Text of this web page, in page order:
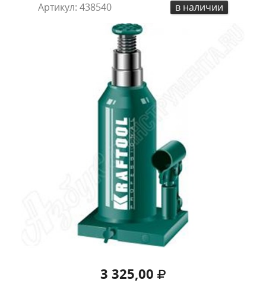
Артикул:438540 в наличии
3 325,00